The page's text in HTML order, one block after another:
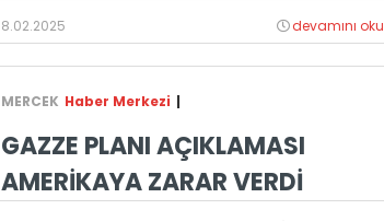
8.02.2025 devamını oku
MERCEK Haber Merkezi |
GAZZE PLANI AÇIKLAMASI
AMERİKAYA ZARAR VERDİ